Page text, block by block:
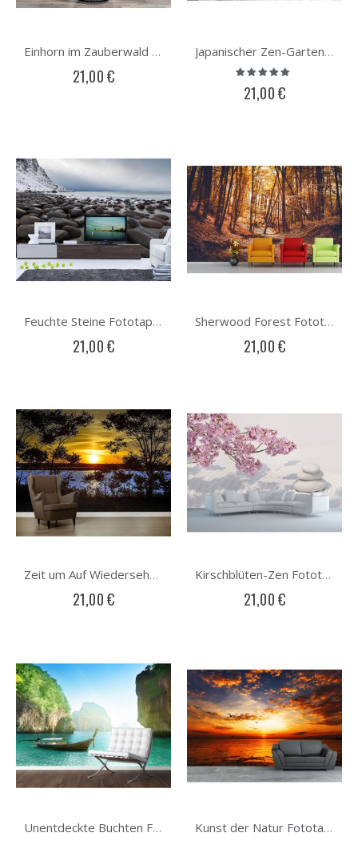
Einhorn im Zauberwald Fototapete
21,00 €
Japanischer Zen-Garten Fototapete
Bewertung:
93%
21,00 €
Feuchte Steine Fototapete
21,00 €
Sherwood Forest Fototapete
21,00 €
Zeit um Auf Wiedersehen zu sagen Fototapete
21,00 €
Kirschblüten-Zen Fototapete
21,00 €
Unentdeckte Buchten Fototapete Kunst der Natur Fototapete